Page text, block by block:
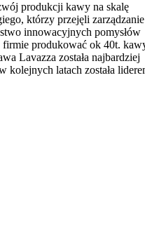
produkcji kawy na skalę
którzy przejęli zarządzanie
innowacyjnych pomysłów
produkować ok 40t.
Lavazza została najbardziej
kolejnych latach została